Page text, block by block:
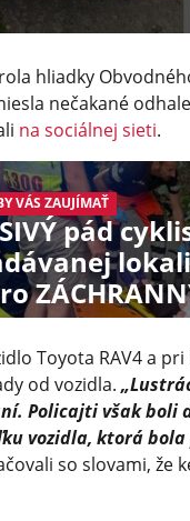
hliadky
nečakané
na sociálnej sieti.
VÁS ZAUJÍMAŤ
pád
Toyota RAV4 a
od vozidla.
Policajti však boli
vozidla, ktorá bola
so slovami, že